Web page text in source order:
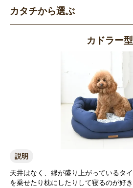
カタチから選ぶ
カドラー型
説明
天井はなく、縁が盛り上がっているタ
を乗せたり枕にしたりして寝るのが好き